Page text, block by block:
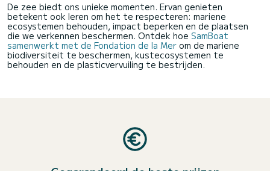
De zee biedt ons unieke momenten. Ervan genieten
betekent ook leren om het te respecteren: mariene
ecosystemen behouden, impact beperken en de plaatsen
die we verkennen beschermen. Ontdek hoe SamBoat
samenwerkt met de Fondation de la Mer om de mariene
biodiversiteit te beschermen, kustecosystemen te
behouden en de plasticvervuiling te bestrijden.